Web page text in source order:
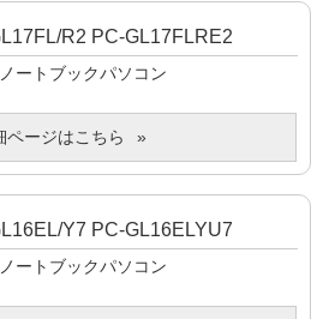
R2 PC-GL17FLRE2
ノートブックパソコン
ページはこちら
Y7 PC-GL16ELYU7
ノートブックパソコン